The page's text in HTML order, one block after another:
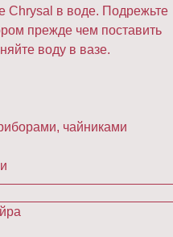
Chrysal в воде. Подрежьте
прежде чем поставить
воду в вазе.
чайниками